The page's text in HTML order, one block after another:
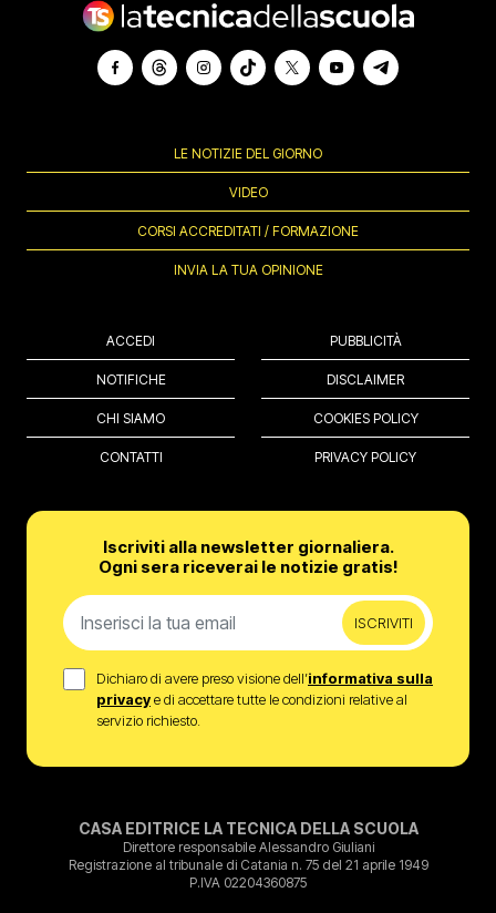
LE NOTIZIE DEL GIORNO
VIDEO
CORSI ACCREDITATI / FORMAZIONE
INVIA LA TUA OPINIONE
ACCEDI
NOTIFICHE
CHI SIAMO
CONTATTI
PUBBLICITÀ
DISCLAIMER
COOKIES POLICY
PRIVACY POLICY
Iscriviti alla newsletter giornaliera.
Ogni sera riceverai le notizie gratis!
ISCRIVITI
Dichiaro di avere preso visione dell’informativa sulla
privacye di accettare tutte le condizioni relative al
servizio richiesto.
CASA EDITRICE LA TECNICA DELLA SCUOLA
Direttore responsabile Alessandro Giuliani
Registrazione al tribunale di Catania n. 75 del 21 aprile 1949
P.IVA 02204360875